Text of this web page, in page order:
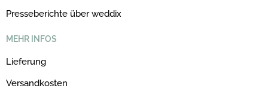
Presseberichte über weddix
MEHR INFOS
Lieferung
Versandkosten